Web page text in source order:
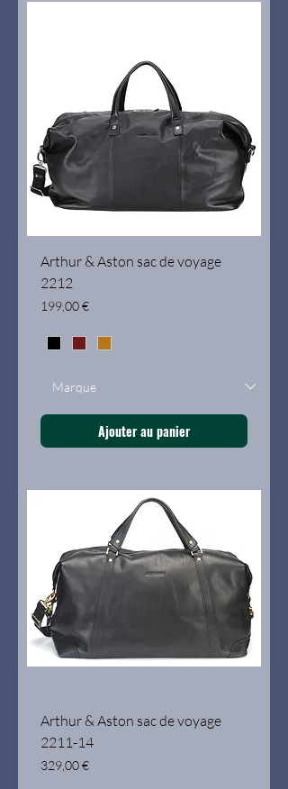
Arthur & Aston sac de voyage
2212
Prix
199,00 €
Ajouter au panier
Arthur & Aston sac de voyage
2211-14
Prix
329,00 €